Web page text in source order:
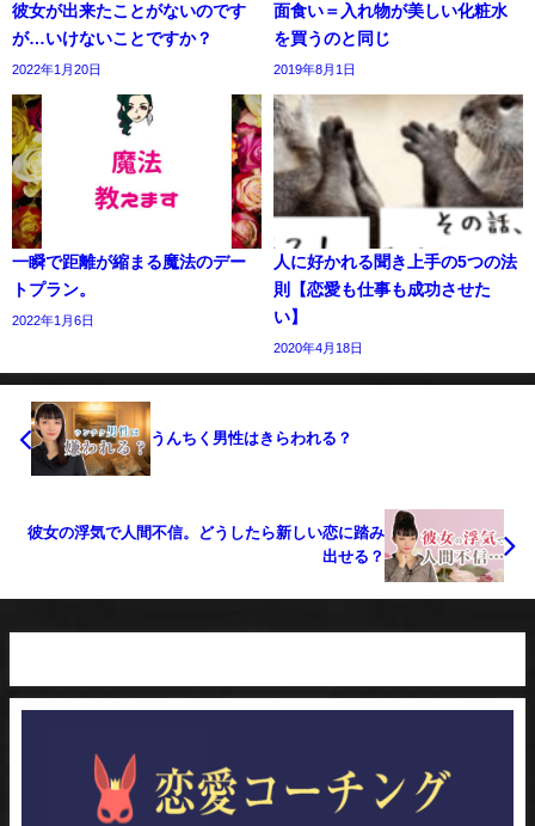
彼女が出来たことがないのです
が…いけないことですか？
2022年1月20日
面食い＝入れ物が美しい化粧水
を買うのと同じ
2019年8月1日
一瞬で距離が縮まる魔法のデー
トプラン。
2022年1月6日
人に好かれる聞き上手の5つの法
則【恋愛も仕事も成功させた
い】
2020年4月18日
うんちく男性はきらわれる？
彼女の浮気で人間不信。どうしたら新しい恋に踏み
出せる？